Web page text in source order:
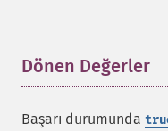
Dönen Değerler
Başarı durumunda